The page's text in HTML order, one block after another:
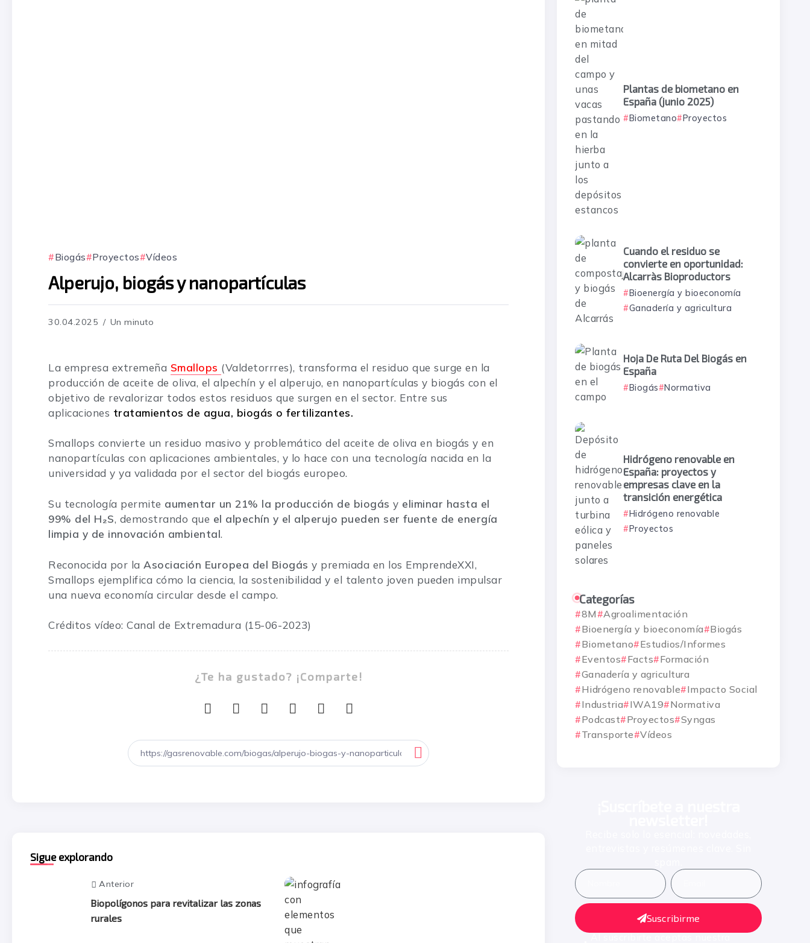
Biogás Proyectos Vídeos
Alperujo, biogás y nanopartículas
30.04.2025 Un minuto
La empresa extremeña Smallops (Valdetorrres), transforma el residuo que surge en la
producción de aceite de oliva, el alpechín y el alperujo, en nanopartículas y biogás con el
objetivo de revalorizar todos estos residuos que surgen en el sector. Entre sus
aplicaciones tratamientos de agua, biogás o fertilizantes.
Smallops convierte un residuo masivo y problemático del aceite de oliva en biogás y en
nanopartículas con aplicaciones ambientales, y lo hace con una tecnología nacida en la
universidad y ya validada por el sector del biogás europeo.
Su tecnología permite aumentar un 21% la producción de biogás y eliminar hasta el
99% del H₂S, demostrando que el alpechín y el alperujo pueden ser fuente de energía
limpia y de innovación ambiental.
Reconocida por la Asociación Europea del Biogás y premiada en los EmprendeXXI,
Smallops ejemplifica cómo la ciencia, la sostenibilidad y el talento joven pueden impulsar
una nueva economía circular desde el campo.
Créditos vídeo: Canal de Extremadura (15-06-2023)
¿Te ha gustado? ¡Comparte!
Sigue explorando
Anterior
Biopolígonos para revitalizar las zonas
rurales
Plantas de biometano en
España (junio 2025)
Biometano Proyectos
Cuando el residuo se
convierte en oportunidad:
Alcarràs Bioproductors
Bioenergía y bioeconomía
Ganadería y agricultura
Hoja De Ruta Del Biogás en
España
Biogás Normativa
Hidrógeno renovable en
España: proyectos y
empresas clave en la
transición energética
Hidrógeno renovable
Proyectos
Categorías
8M
Agroalimentación
Bioenergía y bioeconomía Biogás
Biometano
Estudios/Informes
Eventos
Facts
Formación
Ganadería y agricultura
Hidrógeno renovable
Impacto Social
Industria IWA19
Normativa
Podcast
Proyectos Syngas
Transporte Vídeos
Suscribirme